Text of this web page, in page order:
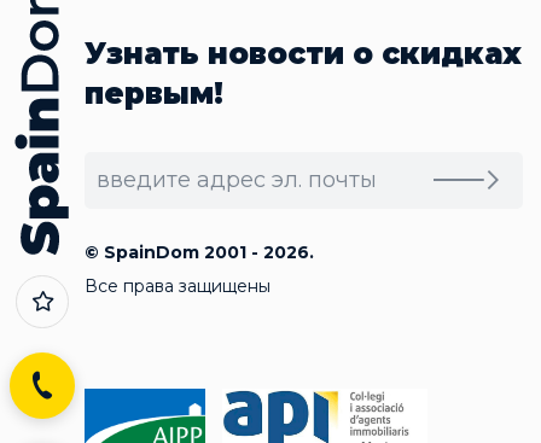
Узнать новости о скидках
первым!
© SpainDom 2001 - 2026.
Все права защищены